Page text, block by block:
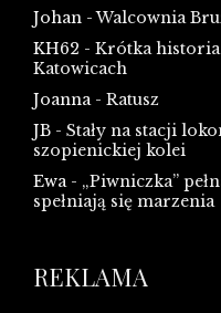
Johan -Walcownia
KH62 - Krótka historia
Katowicach
Joanna- Ratusz
JB - Stały na stacji
szopienickiej kolei
Ewa- „Piwniczka”
spełniają się marzenia
REKLAMA